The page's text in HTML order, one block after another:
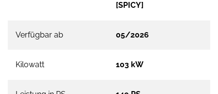
[SPICY]
Verfügbar ab 05/2026
Kilowatt 103 kW